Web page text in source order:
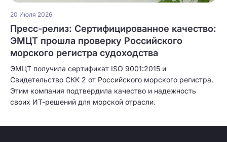
20 Июля 2026
Пресс-релиз: Сертифицированное качество:
ЭМЦТ прошла проверку Российского
морского регистра судоходства
ЭМЦТ получила сертификат ISO 9001:2015 и
Свидетельство СКК 2 от Российского морского регистра.
Этим компания подтвердила качество и надежность
своих ИТ-решений для морской отрасли.